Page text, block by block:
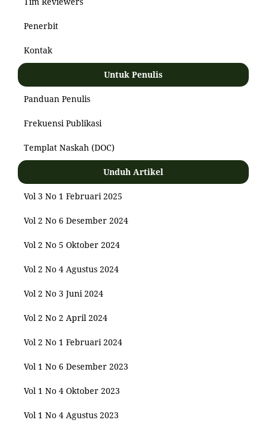
Penerbit
Kontak
Untuk Penulis
Panduan Penulis
Frekuensi Publikasi
Templat Naskah (DOC)
Unduh Artikel
Vol 3 No 1 Februari 2025
Vol 2 No 6 Desember 2024
Vol 2 No 5 Oktober 2024
Vol 2 No 4 Agustus 2024
Vol 2 No 3 Juni 2024
Vol 2 No 2 April 2024
Vol 2 No 1 Februari 2024
Vol 1 No 6 Desember 2023
Vol 1 No 4 Oktober 2023
Vol 1 No 4 Agustus 2023